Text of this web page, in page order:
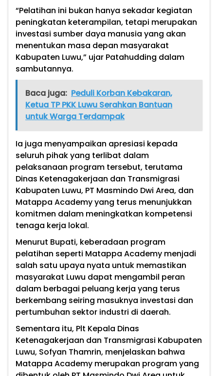
“Pelatihan ini bukan hanya sekadar kegiatan
peningkatan keterampilan, tetapi merupakan
investasi sumber daya manusia yang akan
menentukan masa depan masyarakat
Kabupaten Luwu,” ujar Patahudding dalam
sambutannya.
Baca juga: Peduli Korban Kebakaran,
Ketua TP PKK Luwu Serahkan Bantuan
untuk Warga Terdampak
Ia juga menyampaikan apresiasi kepada
seluruh pihak yang terlibat dalam
pelaksanaan program tersebut, terutama
Dinas Ketenagakerjaan dan Transmigrasi
Kabupaten Luwu, PT Masmindo Dwi Area, dan
Matappa Academy yang terus menunjukkan
komitmen dalam meningkatkan kompetensi
tenaga kerja lokal.
Menurut Bupati, keberadaan program
pelatihan seperti Matappa Academy menjadi
salah satu upaya nyata untuk memastikan
masyarakat Luwu dapat mengambil peran
dalam berbagai peluang kerja yang terus
berkembang seiring masuknya investasi dan
pertumbuhan sektor industri di daerah.
Sementara itu, Plt Kepala Dinas
Ketenagakerjaan dan Transmigrasi Kabupaten
Luwu, Sofyan Thamrin, menjelaskan bahwa
Matappa Academy merupakan program yang